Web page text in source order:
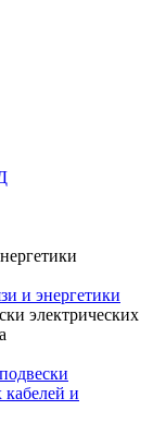
и энергетики
электрических
кабелей и